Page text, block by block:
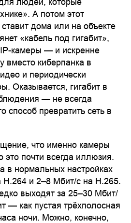
А потом этот
дома или на объекте
«кабель под гигабит»,
камеры — и искренне
вместо киберпанка в
и периодически
Оказывается, гигабит в
— не всегда
способ превратить сеть в
что именно камеры
это почти всегда иллюзия.
в нормальных настройках
H.264 и 2–8 Мбит/с на H.265.
выходят за 25–30 Мбит/
— как пустая трёхполосная
ночи. Можно, конечно,